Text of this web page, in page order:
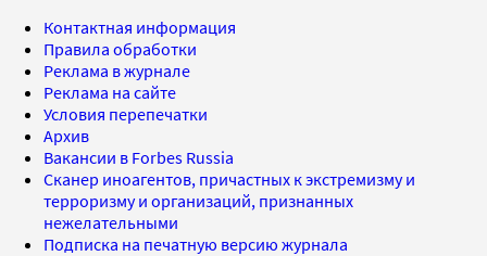
Контактная информация
Правила обработки
Реклама в журнале
Реклама на сайте
Условия перепечатки
Архив
Вакансии в Forbes Russia
Сканер иноагентов, причастных к экстремизму и
терроризму и организаций, признанных
нежелательными
Подписка на печатную версию журнала